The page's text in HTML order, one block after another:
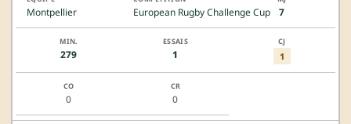
Montpellier European Rugby Challenge Cup 7
279 1 1
0 0